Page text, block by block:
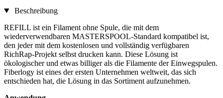
Beschreibung
REFILL ist ein Filament ohne Spule, die mit dem
wiederverwendbaren MASTERSPOOL-Standard kompatibel ist,
den jeder mit dem kostenlosen und vollständig verfügbaren
RichRap-Projekt selbst drucken kann. Diese Lösung ist
ökologischer und etwas billiger als die Filamente der Einwegspulen.
Fiberlogy ist eines der ersten Unternehmen weltweit, das sich
entschieden hat, die Lösung in das Sortiment aufzunehmen.